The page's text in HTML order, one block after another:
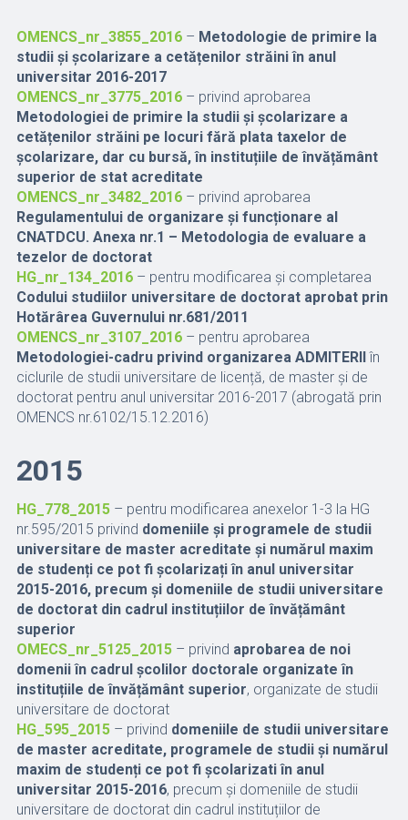
OMENCS_nr_3855_2016– Metodologie de primire la
studii și școlarizare a cetățenilor străini în anul
universitar 2016-2017
OMENCS_nr_3775_2016– privind aprobarea
Metodologiei de primire la studii și școlarizare a
cetățenilor străini pe locuri fără plata taxelor de
școlarizare, dar cu bursă, în instituțiile de învățământ
superior de stat acreditate
OMENCS_nr_3482_2016 – privind aprobarea
Regulamentului de organizare și funcționare al
CNATDCU. Anexa nr.1 – Metodologia de evaluare a
tezelor de doctorat
HG_nr_134_2016– pentru modificarea și completarea
Codului studiilor universitare de doctorat aprobat prin
Hotărârea Guvernului nr.681/2011
OMENCS_nr_3107_2016– pentru aprobarea
Metodologiei-cadru privind organizarea ADMITERIIîn
ciclurile de studii universitare de licență, de master și de
doctorat pentru anul universitar 2016-2017 (abrogată prin
OMENCS nr.6102/15.12.2016)
2015
HG_778_2015– pentru modificarea anexelor 1-3 la HG
nr.595/2015 privind domeniile și programele de studii
universitare de master acreditate și numărul maxim
de studenți ce pot fi școlarizați în anul universitar
2015-2016, precum și domeniile de studii universitare
de doctorat din cadrul instituțiilor de învățământ
superior
OMECS_nr_5125_2015– privind aprobarea de noi
domenii în cadrul școlilor doctorale organizate în
instituțiile de învățământ superior, organizate de studii
universitare de doctorat
HG_595_2015 – privind domeniile de studii universitare
de master acreditate, programele de studii și numărul
maxim de studenți ce pot fi școlarizati în anul
universitar 2015-2016, precum și domeniile de studii
universitare de doctorat din cadrul instituțiilor de